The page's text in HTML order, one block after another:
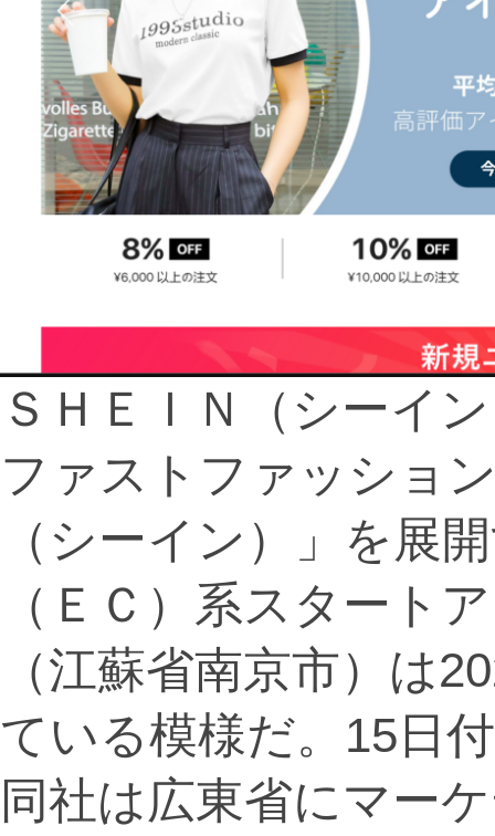
ＳＨＥＩＮ（シーイ
ファストファッショ
（シーイン）」を展
（ＥＣ）系スタート
（江蘇省南京市）は
ている模様だ。15日
同社は広東省にマー